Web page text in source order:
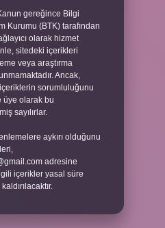
gereğince Bilgi
Kurumu (BTK) tarafından
olarak hizmet
sitedeki içerikleri
veya araştırma
Ancak,
sorumluluğunu
üye olarak bu
sayılırlar.
aykırı olduğunu
adresine
içerikler yasal süre